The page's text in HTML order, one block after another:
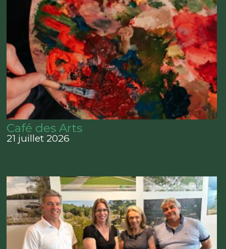
Café des Arts
21 juillet 2026